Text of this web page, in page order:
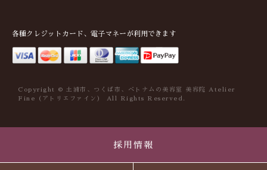
各種クレジットカード、電子マネーが利用できます
Copyright © 土浦市、つくば市、ベトナムの美容室 美容院 Atelier
Fine（アトリエファイン） All Rights Reserved.
採用情報